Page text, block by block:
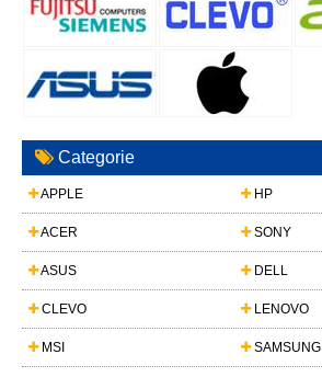
Categorie
APPLE HP
ACER SONY
ASUS DELL
CLEVO LENOVO
MSI SAMSUNG